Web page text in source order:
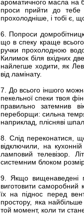
ароматичного масла на
проси прийти до тебе
прохолодніше, і тобі є,
6. Попроси
що в спеку краще
ручки прохолодною
Килимок біля вхідних
найлегше ходити, як
від ламінату.
7. До всього іншого
пекельної спеки твоя
правильно затемнив
переборщи: сильна
наприклад, плісняві
8. Слід переконатися,
відключили, на
ламповий телевізор.
системним блоком
9. Якщо вищенаведені
виготовити саморобний
їх на піднос перед
простору, яка
той момент, коли ти